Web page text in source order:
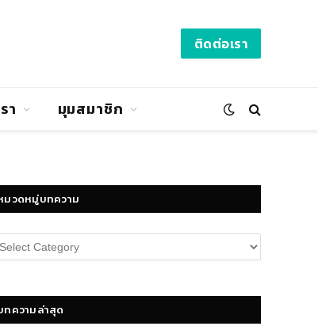
ติดต่อเรา
า มุมสมาชิก
มวดหมู่บทความ
ด
ทความล่าสุด